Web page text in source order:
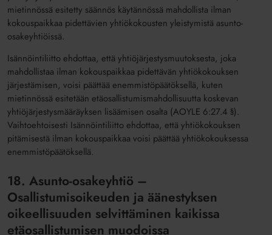
mietinnössä esitetty säännös käytännössä mahdollista ilman
kokouspaikkaa pidettävien yhtiökokousten yleistymistä asunto-
osakeyhtiöissä.
Isännöintiliitto ehdottaa, että yhtiöjärjestysmuutoksesta, joka
mahdollistaa ilman kokouspaikkaa pidettävän yhtiökokouksen
järjestämisen, voisi päättää enemmistöpäätöksellä, kuten
mietinnössä esitetään etäosallistumismahdollisuutta koskevan
yhtiöjärjestysmääräyksen lisäämisen osalta (AOYLE 6:27.4 §).
Vaihtoehtoisesti Isännöintiliitto ehdottaa, että yhtiökokouksen
pitämisestä ilman kokouspaikkaa voisi päättää yhtiökokouksessa
enemmistöpäätöksellä.
18. Asunto-osakeyhtiö –
Osallistumisoikeuden ja äänestyksen
oikeellisuuden selvittäminen kaikissa
etäosallistumisen muodoissa